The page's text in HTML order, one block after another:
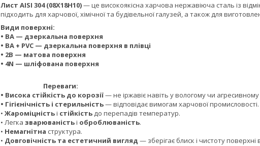
Лист AISI 304 (08Х18Н10)— це високоякісна харчова нержавіюча сталь із
підходить для харчової, хімічної та будівельної галузей, а також для
Види поверхні:
• BA — дзеркальна поверхня
• BA + PVC — дзеркальна поверхня в плівці
• 2B — матова поверхня
• 4N — шліфована поверхня
Переваги:
• Висока стійкість до корозії— не іржавіє навіть у вологому чи
• Гігієнічність і стерильність— відповідає вимогам харчової промисловості.
• Жароміцністьі стійкість до перепадів температур.
• Легка зварюваністьі оброблюваність.
• Немагнітна структура.
• Довговічність та естетичний вигляд — зберігає блиск і чистоту